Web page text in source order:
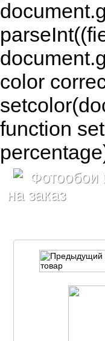
color
function
Фотообои
на заказ